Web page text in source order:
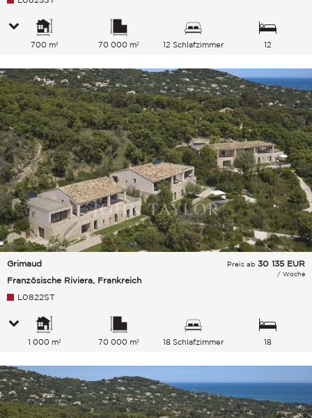
700 m² 70 000 m² 12 Schlafzimmer
12
Grimaud
Französische Riviera, Frankreich
Preis ab 30 135 EUR
/ Woche
L0822ST
1 000 m² 70 000 m² 18 Schlafzimmer
18